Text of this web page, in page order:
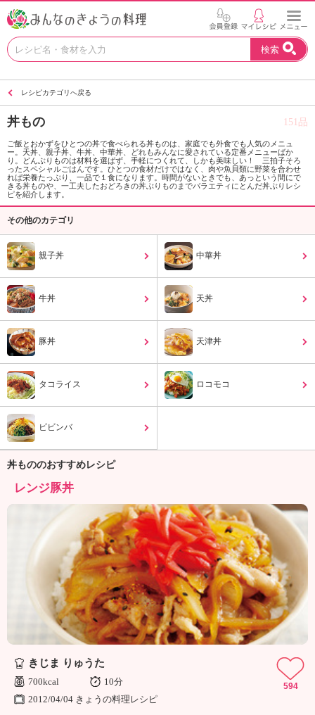
お
い
を
見
つ
け
H
デ
シ
ル
ん
ょ
う
の
料
理
」
検索
レシピカテゴリへ戻る
丼もの 151品
ご飯とおかずをひとつの丼で食べられる丼ものは、家庭でも外食でも人気のメニュ
ー。天丼、親子丼、牛丼、中華丼、どれもみんなに愛されている定番メニューばか
り。どんぶりものは材料を選ばず、手軽につくれて、しかも美味しい！ 三拍子そろ
ったスペシャルごはんです。ひとつの食材だけではなく、肉や魚貝類に野菜を合わせ
れば栄養たっぷり、一品で１食になります。時間がないときでも、あっという間にで
きる丼ものや、一工夫したおどろきの丼ぶりものまでバラエティにとんだ丼ぶりレシ
ピを紹介します。
その他のカテゴリ
親子丼 中華丼
牛丼 天丼
豚丼 天津丼
タコライス ロコモコ
ビビンバ
丼もののおすすめレシピ
レンジ豚丼
きじま りゅうた
700kcal
10分
2012/04/04 きょうの料理レシピ
594